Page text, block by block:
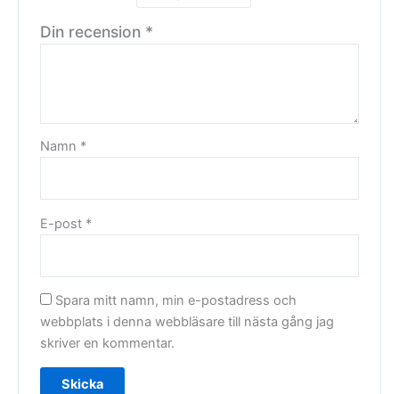
Din recension *
Namn *
E-post *
Spara mitt namn, min e-postadress och
webbplats i denna webbläsare till nästa gång jag
skriver en kommentar.